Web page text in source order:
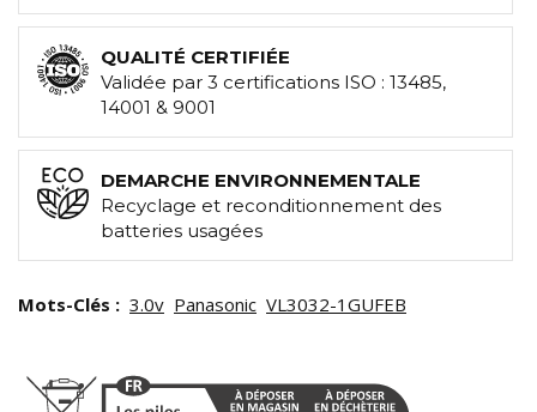
QUALITÉ CERTIFIÉE
Validée par 3 certifications ISO : 13485,
14001 & 9001
DEMARCHE ENVIRONNEMENTALE
Recyclage et reconditionnement des
batteries usagées
Mots-Clés : 3.0v Panasonic VL3032-1GUFEB